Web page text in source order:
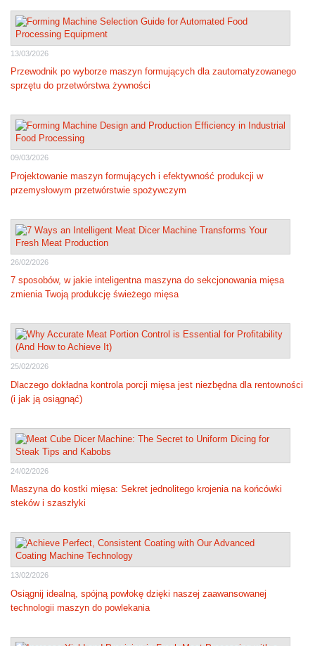
13/03/2026
Przewodnik po wyborze maszyn formujących dla zautomatyzowanego
sprzętu do przetwórstwa żywności
09/03/2026
Projektowanie maszyn formujących i efektywność produkcji w
przemysłowym przetwórstwie spożywczym
26/02/2026
7 sposobów, w jakie inteligentna maszyna do sekcjonowania mięsa
zmienia Twoją produkcję świeżego mięsa
25/02/2026
Dlaczego dokładna kontrola porcji mięsa jest niezbędna dla rentowności
(i jak ją osiągnąć)
24/02/2026
Maszyna do kostki mięsa: Sekret jednolitego krojenia na końcówki
steków i szaszłyki
13/02/2026
Osiągnij idealną, spójną powłokę dzięki naszej zaawansowanej
technologii maszyn do powlekania